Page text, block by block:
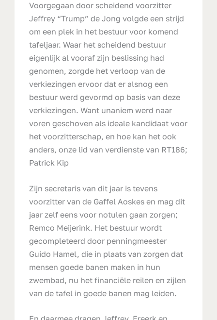
Voorgegaan door scheidend voorzitter
Jeffrey “Trump” de Jong volgde een strijd
om een plek in het bestuur voor komend
tafeljaar. Waar het scheidend bestuur
eigenlijk al vooraf zijn beslissing had
genomen, zorgde het verloop van de
verkiezingen ervoor dat er alsnog een
bestuur werd gevormd op basis van deze
verkiezingen. Want unaniem werd naar
voren geschoven als ideale kandidaat voor
het voorzitterschap, en hoe kan het ook
anders, onze lid van verdienste van RT186;
Patrick Kip
Zijn secretaris van dit jaar is tevens
voorzitter van de Gaffel Aoskes en mag dit
jaar zelf eens voor notulen gaan zorgen;
Remco Meijerink. Het bestuur wordt
gecompleteerd door penningmeester
Guido Hamel, die in plaats van zorgen dat
mensen goede banen maken in hun
zwembad, nu het financiële reilen en zijlen
van de tafel in goede banen mag leiden.